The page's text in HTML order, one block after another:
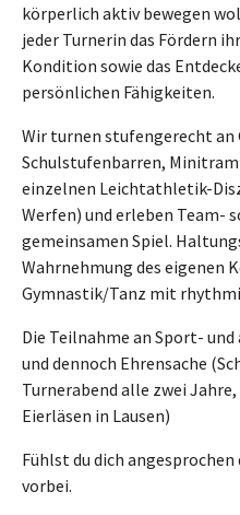
körperlich aktiv bewegen
jeder Turnerin das Fördern
Kondition sowie das
persönlichen Fähigkeiten.
Wir turnen stufengerecht an
Schulstufenbarren,
einzelnen Leichtathletik-
Werfen) und erleben Team-
gemeinsamen Spiel.
Wahrnehmung des eigenen
Gymnastik/Tanz mit
Die Teilnahme an Sport-
und dennoch Ehrensache
Turnerabend alle zwei
Eierläsen in Lausen)
Fühlst du dich
vorbei.